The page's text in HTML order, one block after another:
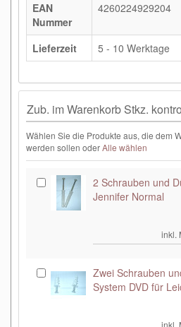
EAN
Nummer
4260224929204
Lieferzeit 5 - 10 Werktage
Zub. im Warenkorb Stkz.
Wählen Sie die Produkte aus, die dem
werden sollen oderAlle wählen
2 Schrauben und
Jennifer Normal
inkl.
Zwei Schrauben
System DVD für